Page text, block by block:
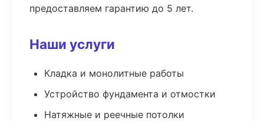
предоставляем гарантию до 5 лет.
Наши услуги
Кладка и монолитные работы
Устройство фундамента и отмостки
Натяжные и реечные потолки